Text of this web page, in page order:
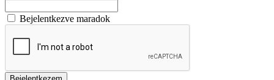
Bejelentkezve maradok